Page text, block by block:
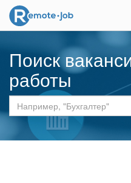
Поиск
работы